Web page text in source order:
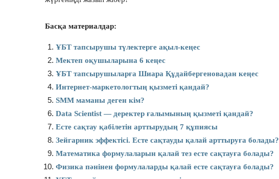
Басқа материалдар:
ҰБТ тапсырушы түлектерге ақыл-кеңес
Мектеп оқушыларына 6 кеңес
ҰБТ тапсырушыларға Шиара Құдайбергеновадан кеңес
Интернет-маркетологтың қызметі қандай?
SMM маманы деген кім?
Data Scientist — деректер ғалымының қызметі қандай?
Есте сақтау қабілетін арттырудың 7 құпиясы
Зейгарник эффектісі. Есте сақтауды қалай арттыруға болады?
Математика формулаларын қалай тез есте сақтауға болады?
Физика пәнінен формулаларды қалай есте сақтауға болады?